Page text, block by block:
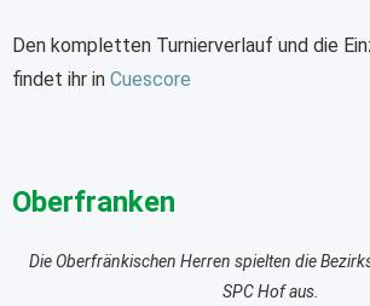
Den kompletten Turnierverlauf und die
findet ihr in Cuescore
Oberfranken
Die Oberfränkischen Herren spielten die
SPC Hof aus.